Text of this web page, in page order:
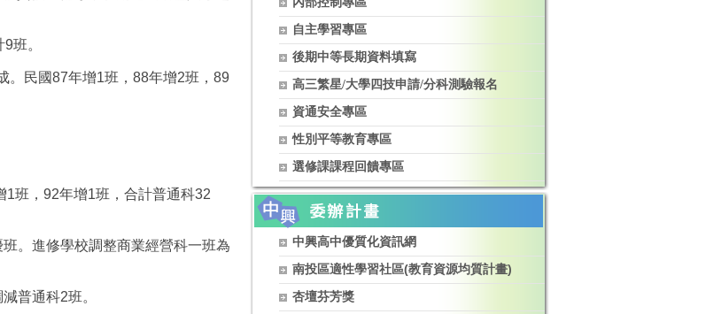
9班。
。民國87年增1班， 88年增2班， 89
1班， 92年增1班，合計普通科32
。進修學校調整商業經營科一班為
減普通科2班。
自主學習專區
後期中等長期資料填寫
高三繁星/大學四技申請/分科測驗報名
資通安全專區
性別平等教育專區
選修課課程回饋專區
中興高中優質化資訊網
南投區適性學習社區(教育資源均質計畫)
杏壇芬芳獎